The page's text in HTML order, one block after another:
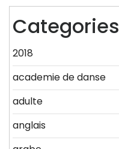
Categories
2018
academie de danse
adulte
anglais